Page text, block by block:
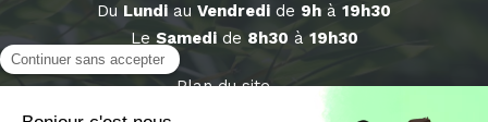
Du Lundiau Vendredi de 9h à 19h30
Le Samedide 8h30 à 19h30
Plan du site